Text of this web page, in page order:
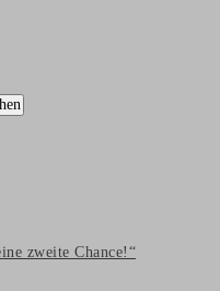
zweite Chance!“